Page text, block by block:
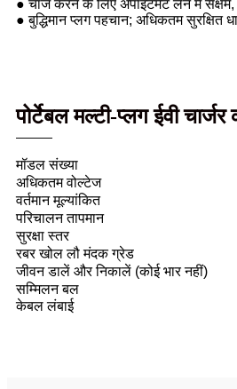
● चार्ज करने के लिए अपॉइंटमेंट लेने में
● बुद्धिमान प्लग पहचान; अधिकतम सुरक्षित
पोर्टेबल मल्टी-प्लग ईवी चार्जर
मॉडल संख्या
अधिकतम वोल्टेज
वर्तमान मूल्यांकित
परिचालन तापमान
सुरक्षा स्तर
रबर खोल लौ मंदक ग्रेड
जीवन डालें और निकालें (कोई भार नहीं)
सम्मिलन बल
केबल लंबाई